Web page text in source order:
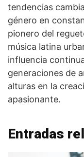
tendencias
género en
pionero del
música latina
influencia
generaciones de
alturas en la
apasionante.
Entradas